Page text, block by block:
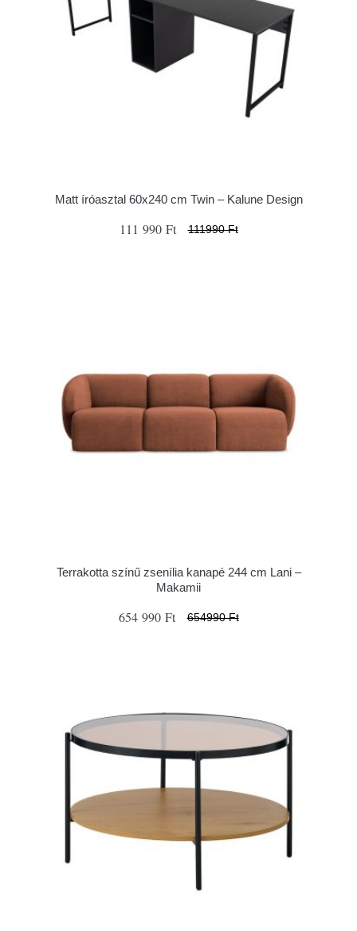
Matt íróasztal 60x240 cm Twin – Kalune Design
111 990 Ft 111990 Ft
Terrakotta színű zsenília kanapé 244 cm Lani –
Makamii
654 990 Ft 654990 Ft